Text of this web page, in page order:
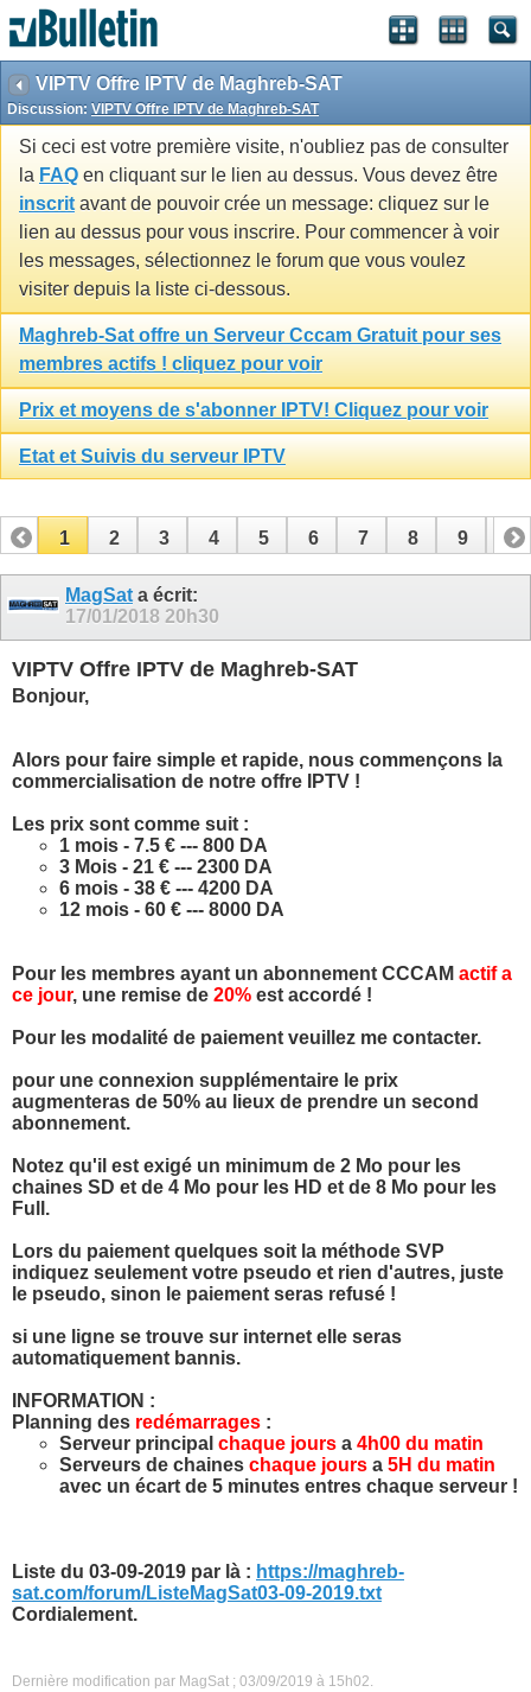
VIPTV Offre IPTV de Maghreb-SAT
Discussion: VIPTV Offre IPTV de Maghreb-SAT
Si ceci est votre première visite, n'oubliez pas de consulter
la FAQ en cliquant sur le lien au dessus. Vous devez être
inscrit avant de pouvoir crée un message: cliquez sur le
lien au dessus pour vous inscrire. Pour commencer à voir
les messages, sélectionnez le forum que vous voulez
visiter depuis la liste ci-dessous.
Maghreb-Sat offre un Serveur Cccam Gratuit pour ses
membres actifs ! cliquez pour voir
Prix et moyens de s'abonner IPTV! Cliquez pour voir
Etat et Suivis du serveur IPTV
1 2 3 4 5 6 7 8 9 10
11 12 13
MagSat a écrit:
17/01/2018 20h30
VIPTV Offre IPTV de Maghreb-SAT
Bonjour,
Alors pour faire simple et rapide, nous commençons la
commercialisation de notre offre IPTV !
Les prix sont comme suit :
1 mois - 7.5 € --- 800 DA
3 Mois - 21 € --- 2300 DA
6 mois - 38 € --- 4200 DA
12 mois - 60 € --- 8000 DA
Pour les membres ayant un abonnement CCCAM actif a
ce jour, une remise de 20% est accordé !
Pour les modalité de paiement veuillez me contacter.
pour une connexion supplémentaire le prix
augmenteras de 50% au lieux de prendre un second
abonnement.
Notez qu'il est exigé un minimum de 2 Mo pour les
chaines SD et de 4 Mo pour les HD et de 8 Mo pour les
Full.
Lors du paiement quelques soit la méthode SVP
indiquez seulement votre pseudo et rien d'autres, juste
le pseudo, sinon le paiement seras refusé !
si une ligne se trouve sur internet elle seras
automatiquement bannis.
INFORMATION :
Planning des redémarrages :
Serveur principal chaque jours a 4h00 du matin
Serveurs de chaines chaque jours a 5H du matin
avec un écart de 5 minutes entres chaque serveur !
Liste du 03-09-2019 par là : https://maghreb-
sat.com/forum/ListeMagSat03-09-2019.txt
Cordialement.
Dernière modification par MagSat ; 03/09/2019 à 15h02